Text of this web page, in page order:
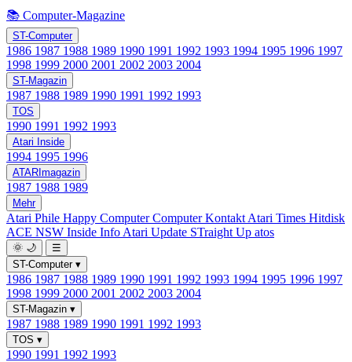
📚 Computer-Magazine
ST-Computer
1986 1987 1988 1989 1990 1991 1992 1993 1994 1995 1996 1997
1998 1999 2000 2001 2002 2003 2004
ST-Magazin
1987 1988 1989 1990 1991 1992 1993
TOS
1990 1991 1992 1993
Atari Inside
1994 1995 1996
ATARImagazin
1987 1988 1989
Mehr
Atari Phile Happy ComputerComputer Kontakt Atari Times Hitdisk
ACE NSW Inside Info Atari Update STraight Up atos
🌞 🌙
☰
ST-Computer ▾
1986 1987 1988 1989 1990 1991 1992 1993 1994 1995 1996 1997
1998 1999 2000 2001 2002 2003 2004
ST-Magazin ▾
1987 1988 1989 1990 1991 1992 1993
TOS ▾
1990 1991 1992 1993